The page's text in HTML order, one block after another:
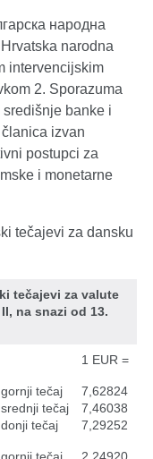
народна
narodna
intervencijskim
2. Sporazuma
banke i
izvan
postupci za
i monetarne
tečajevi za dansku
tečajevi za valute
na snazi od 13.
1 EUR =
gornji tečaj
srednji tečaj
donji tečaj
7,62824
7,46038
7,29252